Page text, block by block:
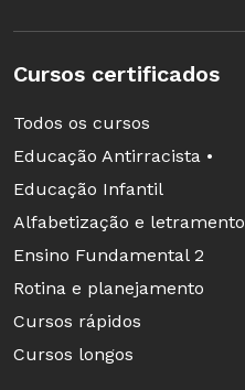
Cursos certificados
Todos os cursos
Educação Antirracista •
Educação Infantil
Alfabetização e letramento
Ensino Fundamental 2
Rotina e planejamento
Cursos rápidos
Cursos longos